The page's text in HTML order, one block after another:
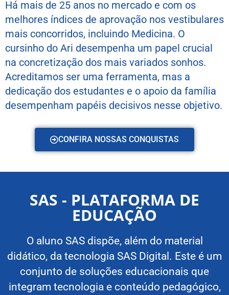
Há mais de 25 anos no mercado e com os
melhores índices de aprovação nos vestibulares
mais concorridos, incluindo Medicina. O
cursinho do Ari desempenha um papel crucial
na concretização dos mais variados sonhos.
Acreditamos ser uma ferramenta, mas a
dedicação dos estudantes e o apoio da família
desempenham papéis decisivos nesse objetivo.
CONFIRA NOSSAS CONQUISTAS
SAS - PLATAFORMA DE
EDUCAÇÃO
O aluno SAS dispõe, além do material
didático, da tecnologia SAS Digital. Este é um
conjunto de soluções educacionais que
integram tecnologia e conteúdo pedagógico,